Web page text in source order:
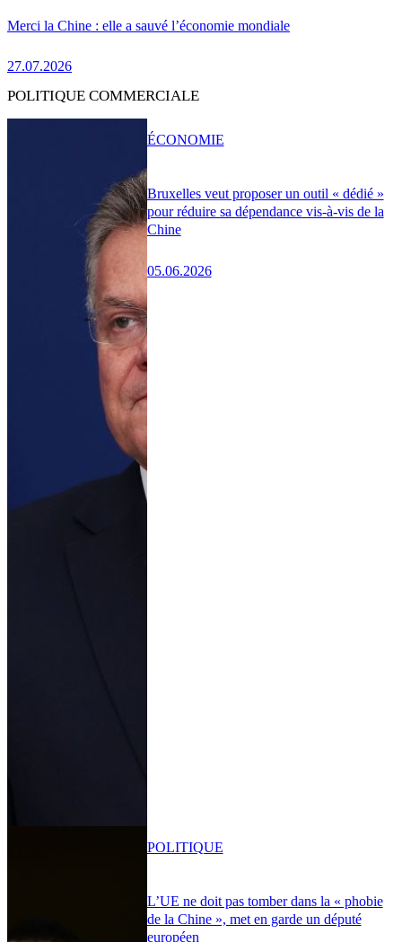
Merci la Chine : elle a sauvé l’économie mondiale
27.07.2026
POLITIQUE COMMERCIALE
Bruxelles veut proposer un outil « dédié »
pour réduire sa dépendance vis-à-vis de la
Chine
05.06.2026
ÉCONOMIE
L’UE ne doit pas tomber dans la « phobie
de la Chine », met en garde un député
européen
POLITIQUE